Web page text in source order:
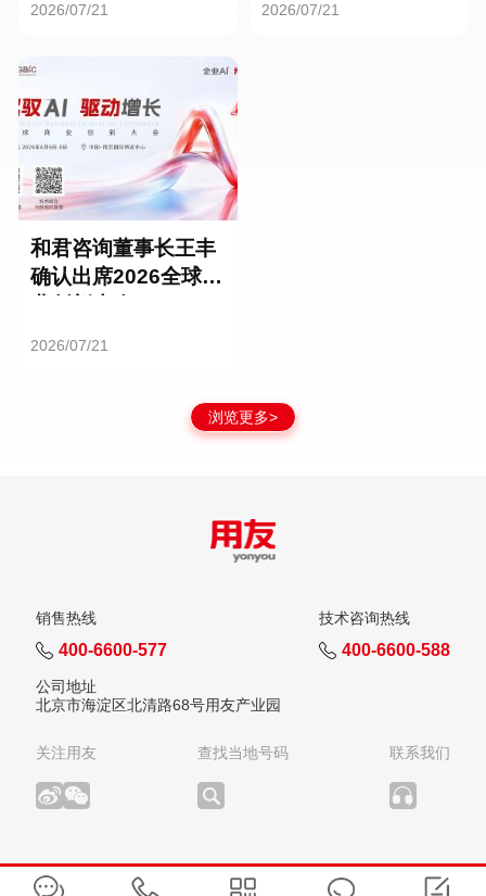
2026/07/21 2026/07/21
和君咨询董事长王丰
确认出席2026全球商
2026/07/21
浏览更多>
销售热线
400-6600-577
技术咨询热线
400-6600-588
公司地址
北京市海淀区北清路68号用友产业园
关注用友 查找当地号码 联系我们
版权所有：用友网络科技股份有限公司